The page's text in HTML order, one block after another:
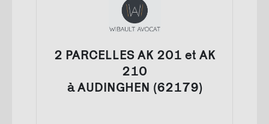
2 PARCELLES AK 201 et AK
210
à AUDINGHEN (62179)